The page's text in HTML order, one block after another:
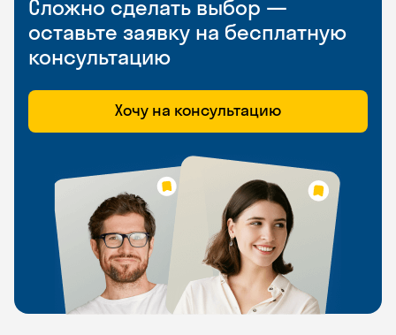
Сложно сделать выбор —
оставьте заявку на бесплатную
консультацию
Хочу на консультацию